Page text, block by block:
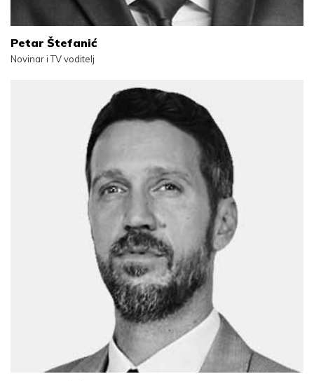
Petar Štefanić
Novinar i TV voditelj